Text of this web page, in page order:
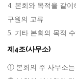
4. 본회와 목적을 같
구원의 교류
5. 기타 본회의 목적
제4조(사무소)
① 본회의 주 사무소는